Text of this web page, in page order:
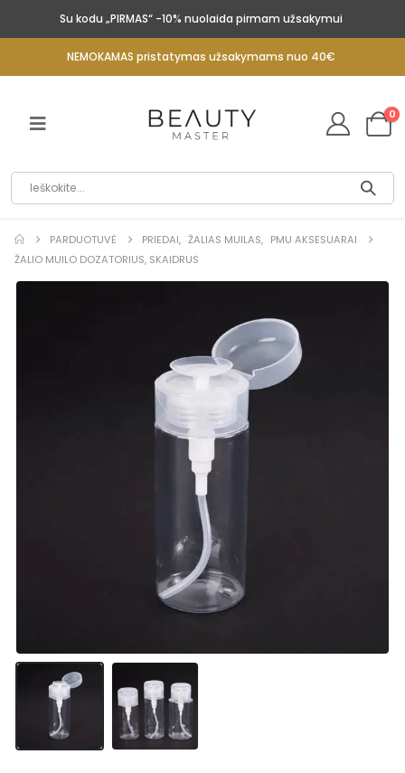
Su kodu „PIRMAS“ -10% nuolaida pirmam užsakymui
NEMOKAMAS pristatymas užsakymams nuo 40€
0
PARDUOTUVĖ PRIEDAI, ŽALIAS MUILAS, PMU AKSESUARAI
ŽALIO MUILO DOZATORIUS, SKAIDRUS